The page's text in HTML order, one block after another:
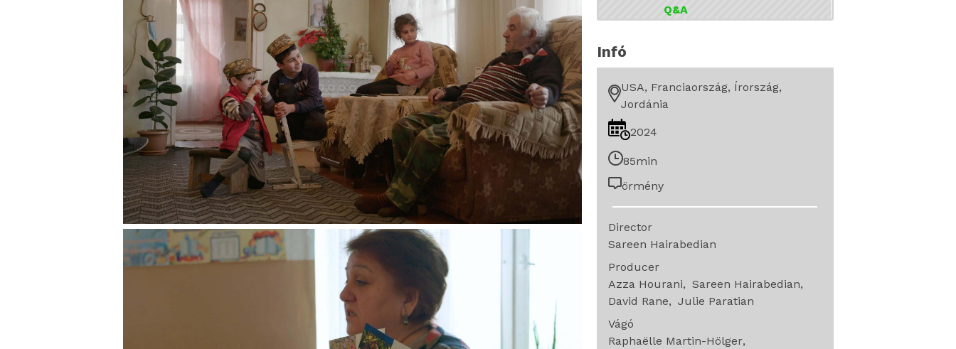
Q&A
Infó
USA, Franciaország, Írország,
Jordánia
2024
85min
örmény
Director
Sareen Hairabedian
Producer
Azza Hourani
Sareen Hairabedian
David Rane
Julie Paratian
Vágó
Raphaëlle Martin-Hölger